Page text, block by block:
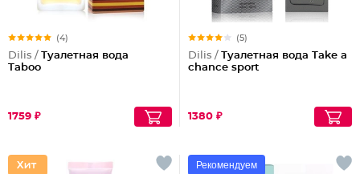
(4)
Dilis / Туалетная вода
Taboo
1759 ₽
(5)
Dilis / Туалетная вода Take a
chance sport
1380 ₽
Рекомендуем